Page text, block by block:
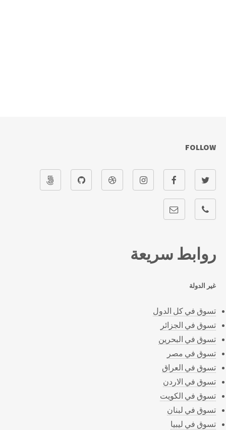
روابط سريعة
غير الدولة
تسوق في كل الدول
تسوق في الجزائر
تسوق في البحرين
تسوق في مصر
تسوق في العراق
تسوق في الاردن
تسوق في الكويت
تسوق في لبنان
تسوق في ليبيا
FOLLOW